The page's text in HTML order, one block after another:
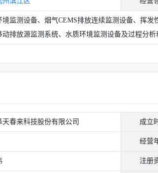
境监测设备、烟气CEMS排放连续监测设备、挥
动排放源监测系统、水质环境监测设备及过程分
天春来科技股份有限公司 成立
经营
注册